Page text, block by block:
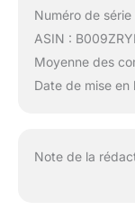
Numéro de
ASIN :
Moyenne des
Date de mise
Note de la